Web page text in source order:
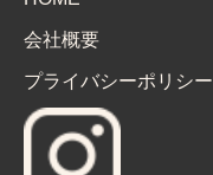
会社概要
プライバシーポリシー